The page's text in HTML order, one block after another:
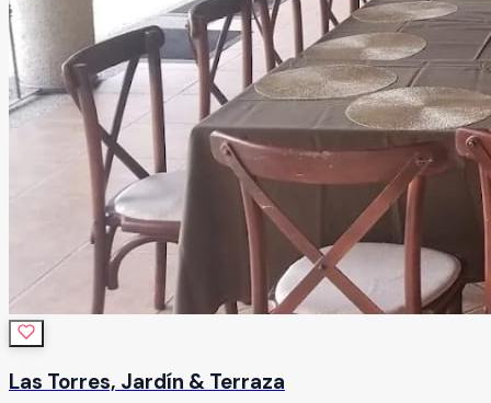
Las Torres, Jardín & Terraza